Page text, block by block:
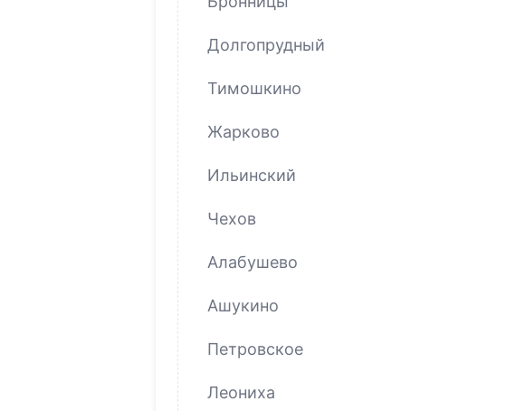
Долгопрудный
Тимошкино
Жарково
Ильинский
Чехов
Алабушево
Ашукино
Петровское
Леониха